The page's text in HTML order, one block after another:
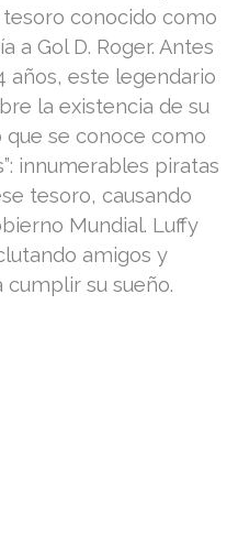
conocido como
a Gol D. Roger. Antes
años, este legendario
la existencia de su
que se conoce como
innumerables piratas
tesoro, causando
Mundial. Luffy
amigos y
cumplir su sueño.